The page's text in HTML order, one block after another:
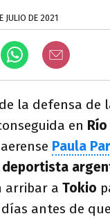
JULIO DE 2021
la defensa de
en
Paula
deportista
arribar a Tokio
días antes de